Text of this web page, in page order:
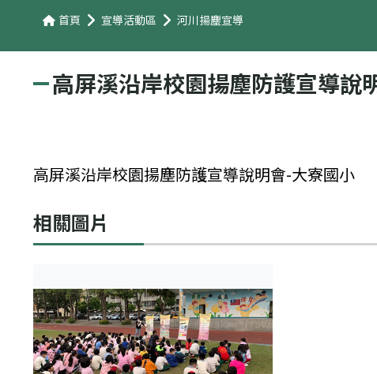
首頁 宣導活動區 河川揚塵宣導
高屏溪沿岸校園揚塵防護宣導說
高屏溪沿岸校園揚塵防護宣導說明會-大寮國小
相關圖片